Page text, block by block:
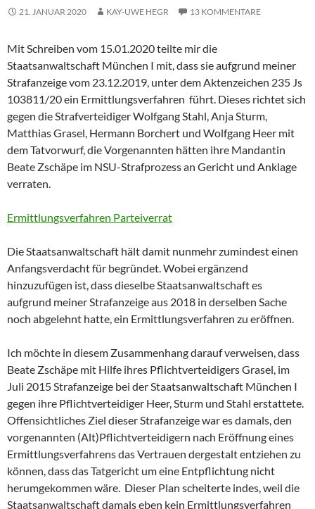
21. JANUAR 2020 KAY-UWE HEGR 13 KOMMENTARE
Mit Schreiben vom 15.01.2020 teilte mir die
Staatsanwaltschaft München I mit, dass sie aufgrund meiner
Strafanzeige vom 23.12.2019, unter dem Aktenzeichen 235 Js
103811/20 ein Ermittlungsverfahren führt. Dieses richtet sich
gegen die Strafverteidiger Wolfgang Stahl, Anja Sturm,
Matthias Grasel, Hermann Borchert und Wolfgang Heer mit
dem Tatvorwurf, die Vorgenannten hätten ihre Mandantin
Beate Zschäpe im NSU-Strafprozess an Gericht und Anklage
verraten.
Ermittlungsverfahren Parteiverrat
Die Staatsanwaltschaft hält damit nunmehr zumindest einen
Anfangsverdacht für begründet. Wobei ergänzend
hinzuzufügen ist, dass dieselbe Staatsanwaltschaft es
aufgrund meiner Strafanzeige aus 2018 in derselben Sache
noch abgelehnt hatte, ein Ermittlungsverfahren zu eröffnen.
Ich möchte in diesem Zusammenhang darauf verweisen, dass
Beate Zschäpe mit Hilfe ihres Pflichtverteidigers Grasel, im
Juli 2015 Strafanzeige bei der Staatsanwaltschaft München I
gegen ihre Pflichtverteidiger Heer, Sturm und Stahl erstattete.
Offensichtliches Ziel dieser Strafanzeige war es damals, den
vorgenannten (Alt)Pflichtverteidigern nach Eröffnung eines
Ermittlungsverfahrens das Vertrauen dergestalt entziehen zu
können, dass das Tatgericht um eine Entpflichtung nicht
herumgekommen wäre. Dieser Plan scheiterte indes, weil die
Staatsanwaltschaft damals eben kein Ermittlungsverfahren